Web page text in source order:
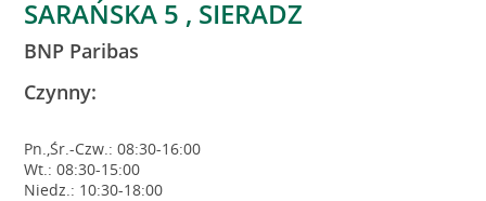
SARAŃSKA 5 , SIERADZ
BNP Paribas
Czynny:
Pn.,Śr.-Czw.: 08:30-16:00
Wt.: 08:30-15:00
Niedz.: 10:30-18:00